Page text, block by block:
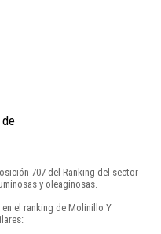
707 del Ranking del sector
y oleaginosas.
el ranking de Molinillo Y